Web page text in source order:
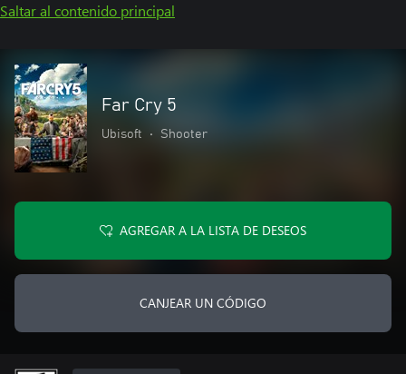
Saltar al contenido principal
Far Cry 5
Ubisoft • Shooter
AGREGAR A LA LISTA DE DESEOS
CANJEAR UN CÓDIGO